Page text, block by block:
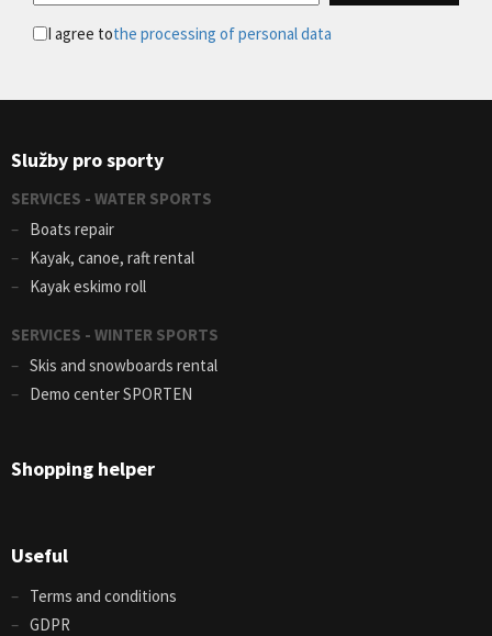
I agree tothe processing of personal data
Služby pro sporty
SERVICES - WATER SPORTS
Boats repair
Kayak, canoe, raft rental
Kayak eskimo roll
SERVICES - WINTER SPORTS
Skis and snowboards rental
Demo center SPORTEN
Shopping helper
Useful
Terms and conditions
GDPR